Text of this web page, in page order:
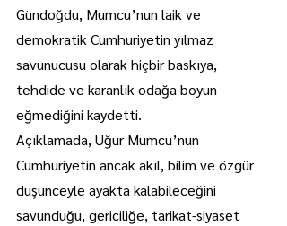
Gündoğdu, Mumcu’nun laik ve
demokratik Cumhuriyetin yılmaz
savunucusu olarak hiçbir baskıya,
tehdide ve karanlık odağa boyun
eğmediğini kaydetti.
Açıklamada, Uğur Mumcu’nun
Cumhuriyetin ancak akıl, bilim ve özgür
düşünceyle ayakta kalabileceğini
savunduğu, gericiliğe, tarikat-siyaset